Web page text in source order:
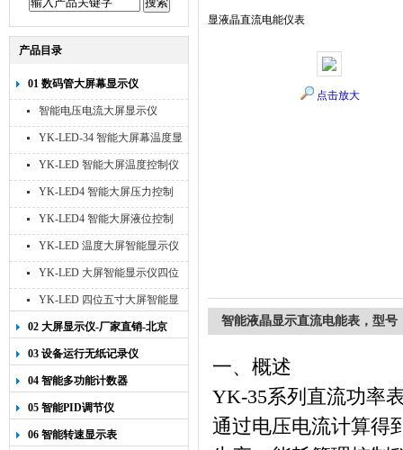
产品目录
01 数码管大屏幕显示仪
智能电压电流大屏显示仪
YK-LED-34 智能大屏幕温度显
示仪
YK-LED 智能大屏温度控制仪
YK-LED4 智能大屏压力控制
仪
YK-LED4 智能大屏液位控制
仪
YK-LED 温度大屏智能显示仪
四位十寸
YK-LED 大屏智能显示仪四位
八寸
YK-LED 四位五寸大屏智能显
示仪
02 大屏显示仪-厂家直销-北京
宇科泰吉
03 设备运行无纸记录仪
04 智能多功能计数器
05 智能PID调节仪
06 智能转速显示表
显液晶直流电能仪表
点击放大
智能液晶显示直流电能表，型
一、概述
YK-35系列直流功率
通过电压电流计算得